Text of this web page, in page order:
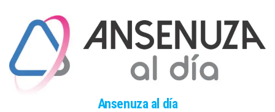
content
Ansenuza al día